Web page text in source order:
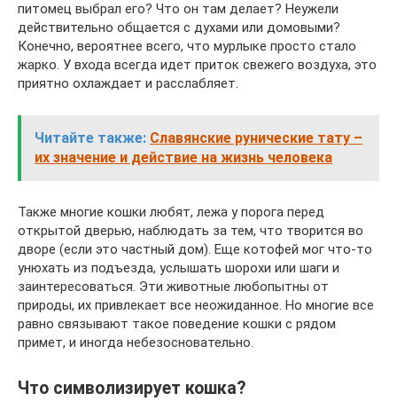
питомец выбрал его? Что он там делает? Неужели
действительно общается с духами или домовыми?
Конечно, вероятнее всего, что мурлыке просто стало
жарко. У входа всегда идет приток свежего воздуха, это
приятно охлаждает и расслабляет.
Читайте также: Славянские рунические тату –
их значение и действие на жизнь человека
Также многие кошки любят, лежа у порога перед
открытой дверью, наблюдать за тем, что творится во
дворе (если это частный дом). Еще котофей мог что-то
унюхать из подъезда, услышать шорохи или шаги и
заинтересоваться. Эти животные любопытны от
природы, их привлекает все неожиданное. Но многие все
равно связывают такое поведение кошки с рядом
примет, и иногда небезосновательно.
Что символизирует кошка?